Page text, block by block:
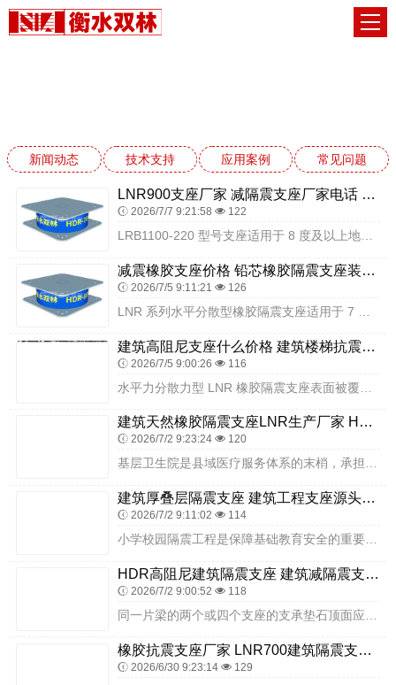
新闻动态 技术支持 应用案例 常见问题
LNR900支座厂家 减隔震支座厂家电话 建筑隔震支座生产生产厂家
2026/7/7 9:21:58 122
减震橡胶支座价格 铅芯橡胶隔震支座装置生产厂家 建筑方形隔震支座
2026/7/5 9:11:21 126
建筑高阻尼支座什么价格 建筑楼梯抗震支座源头工厂 高阻尼高阻尼隔震支座厂家
2026/7/5 9:00:26 116
建筑天然橡胶隔震支座LNR生产厂家 HDR型高阻尼隔震橡胶支座厂家 LRB1400隔震支座多少钱
2026/7/2 9:23:24 120
基层卫生院是县域医疗服务体系的末梢，承担着辖区常见病诊疗、预防保健、公共卫生应急、双向转诊等核心职能，灾后恢复重建的卫生院建筑安全，直接关系到灾区群众就医保障、...
建筑厚叠层隔震支座 建筑工程支座源头工厂 建筑隔震支座制造商厂家
2026/7/2 9:11:02 114
HDR高阻尼建筑隔震支座 建筑减隔震支座厂商厂家 隔震阻尼橡胶支座
2026/7/2 9:00:52 118
橡胶抗震支座厂家 LNR700建筑隔震支座源头工厂 LNR橡胶隔震支座1400(II型)厂家
2026/6/30 9:23:14 129